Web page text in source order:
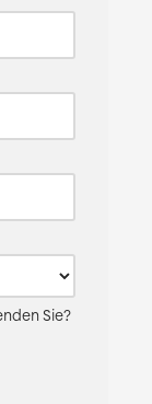
Sie?